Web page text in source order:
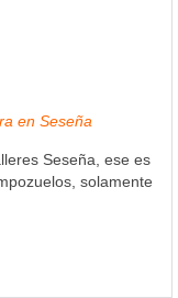
en Seseña
Seseña, ese es
solamente